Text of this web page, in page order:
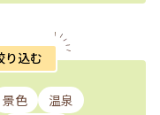
り込む
景色
温泉